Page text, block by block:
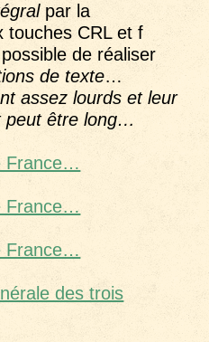
par la
touches CRL et f
de réaliser
de texte…
assez lourds et leur
peut être long…
France…
France…
France…
des trois